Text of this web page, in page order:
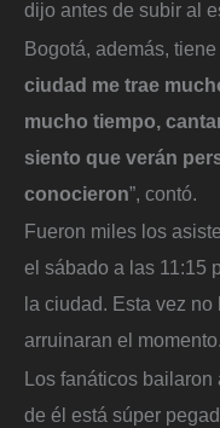
dijo antes de subir al
Bogotá, además,
ciudad me trae
mucho tiempo,
siento que verán
conocieron”, contó.
Fueron miles los
el sábado a las 11:15
la ciudad. Esta vez
arruinaran el momento.
Los fanáticos bailaron
de él está súper